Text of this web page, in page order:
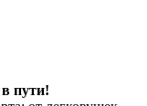
пути!